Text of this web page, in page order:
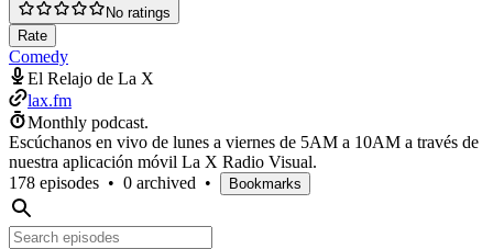
No ratings
Rate
Comedy
El Relajo de La X
lax.fm
Monthly podcast.
Escúchanos en vivo de lunes a viernes de 5AM a 10AM a través de
nuestra aplicación móvil La X Radio Visual.
178 episodes • 0 archived • Bookmarks